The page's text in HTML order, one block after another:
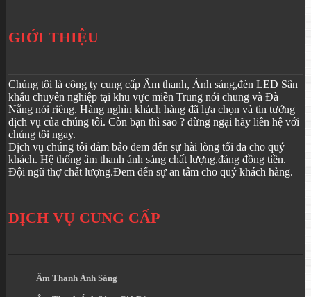
GIỚI THIỆU
Chúng tôi là công ty cung cấp Âm thanh, Ánh sáng,đèn LED Sân
khấu chuyên nghiệp tại khu vực miền Trung nói chung và Đà
Nẵng nói riêng. Hàng nghìn khách hàng đã lựa chọn và tin tưởng
dịch vụ của chúng tôi. Còn bạn thì sao ? đừng ngại hãy liên hệ với
chúng tôi ngay.
Dịch vụ chúng tôi đảm bảo đem đến sự hài lòng tối đa cho quý
khách. Hệ thống âm thanh ánh sáng chất lượng,đáng đồng tiền.
Đội ngũ thợ chất lượng.Đem đến sự an tâm cho quý khách hàng.
DỊCH VỤ CUNG CẤP
Âm Thanh Ánh Sáng